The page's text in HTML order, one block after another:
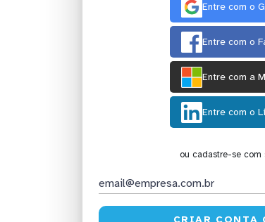
Entre com o
Entre com o
Entre com a
Entre com o
ou cadastre-se com